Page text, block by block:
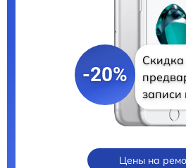
-20%
Скидка
записи
Цены на